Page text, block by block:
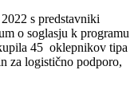
s predstavniki
o soglasju k programu
45 oklepnikov tipa
za logistično podporo,